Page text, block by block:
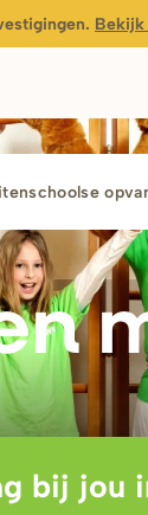
Bekijk
bij jou